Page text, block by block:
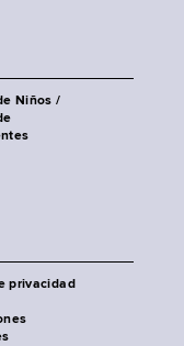
Niños /
privacidad